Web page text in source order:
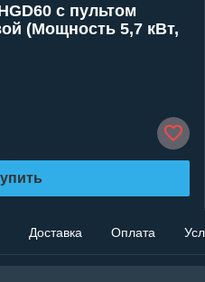
c пультом
(Мощность 5,7 кВт,
Доставка Оплата